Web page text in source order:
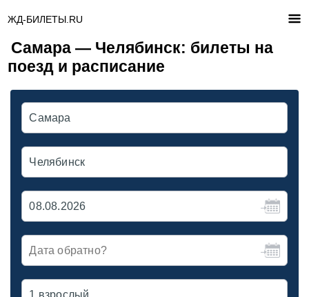
ЖД-БИЛЕТЫ.RU
Самара — Челябинск: билеты на
поезд и расписание